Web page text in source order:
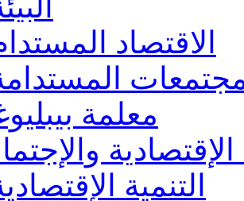
الاقتصاد
معلمة
الإقتصادية
التنمية